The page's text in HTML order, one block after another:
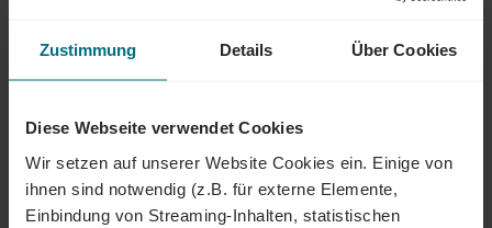
Zustimmung Details Über Cookies
Diese Webseite verwendet Cookies
Wir setzen auf unserer Website Cookies ein. Einige von
ihnen sind notwendig (z.B. für externe Elemente,
Einbindung von Streaming-Inhalten, statistischen
an internationalen Services stetig weiter und eröffnet auch berufliche
INTERESSIERT?
Dann freuen wir uns über eine aussagekräftige Bewerbung inkl.
Gehaltsvorstellung und frühestem Eintrittstermin über unser